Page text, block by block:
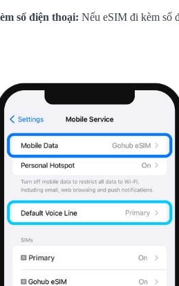
số điện thoại: Nếu eSIM đi kèm số